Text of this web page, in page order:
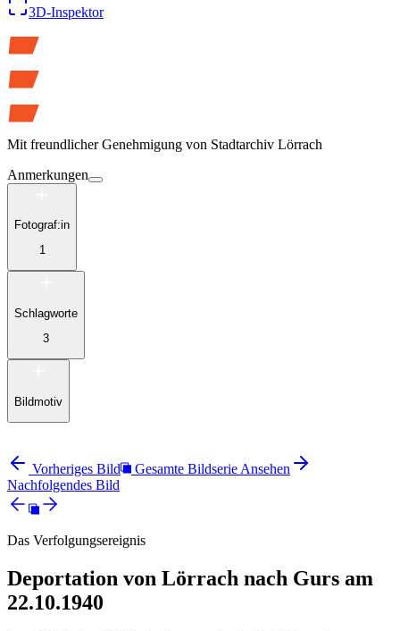
3D-Inspektor
Mit freundlicher Genehmigung von Stadtarchiv Lörrach
Anmerkungen
Fotograf:in
1
Schlagworte
3
Bildmotiv
Vorheriges Bild
Gesamte Bildserie Ansehen
Nachfolgendes Bild
Das Verfolgungsereignis
Deportation von Lörrach nach Gurs am
22.10.1940